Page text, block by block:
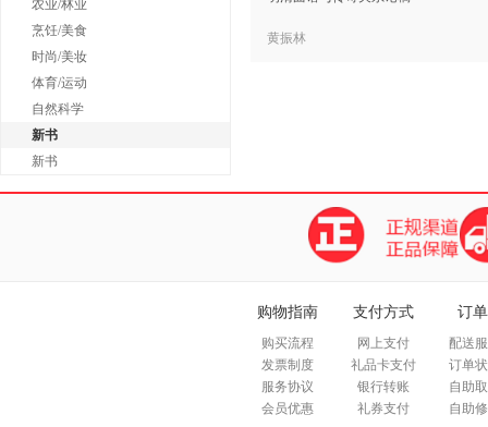
农业/林业
烹饪/美食
时尚/美妆
体育/运动
自然科学
新书
新书
黄振林
购物指南
购买流程
发票制度
服务协议
会员优惠
支付方式
网上支付
礼品卡支付
银行转账
礼券支付
订
配送
订单
自助
自助